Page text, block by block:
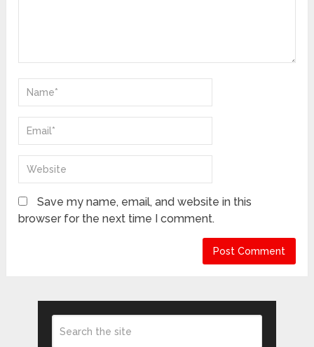
Save my name, email, and website in this
browser for the next time I comment.